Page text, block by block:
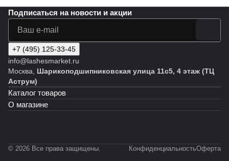
Подписаться на новости и акции
+7 (495) 125-33-45
info@lashesmarket.ru
Москва, Шарикоподшипниковская улица 11с5, 4 этаж (ТЦ
Аструм)
Каталог товаров
О магазине
© 2026 Все права защищены. КонфиденциальностьОферта